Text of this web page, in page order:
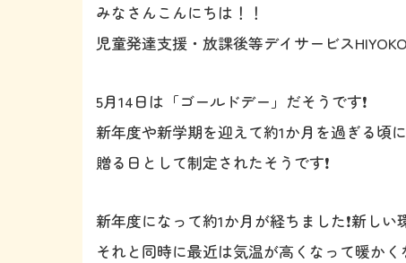
みなさんこんにちは！！
児童発達支援・放課後等デイサービス
5月14日は「ゴールドデー」だそうです❗️
新年度や新学期を迎えて約1か月を過ぎる頃
贈る日として制定されたそうです❗️
新年度になって約1か月が経ちました❗️新し
それと同時に最近は気温が高くなって暖か